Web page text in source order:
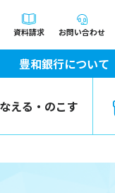
資料請求 お問い合わせ
豊和銀行について
える・のこす